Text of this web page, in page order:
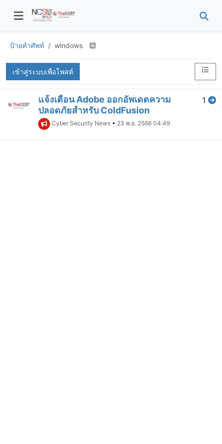
ป้ายคำศัพท์ windows
เข้าสู่ระบบเพื่อโพสต์
แจ้งเตือน Adobe ออกอัพเดตความ
ปลอดภัยสำหรับ ColdFusion
Cyber Security News • 23 พ.ย. 2566 04:49
1